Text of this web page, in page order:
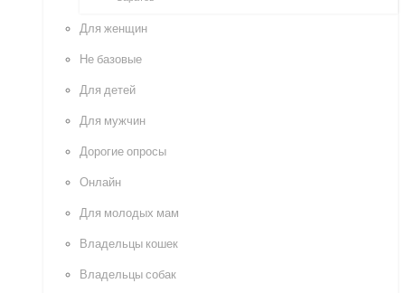
Для женщин
Не базовые
Для детей
Для мужчин
Дорогие опросы
Онлайн
Для молодых мам
Владельцы кошек
Владельцы собак